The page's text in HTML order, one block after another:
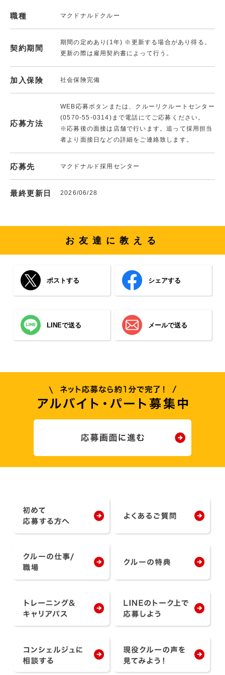
職種 マクドナルドクルー
契約期間
期間の定めあり(1年) ※更新する場合があり得る。
更新の際は雇用契約書によって行う。
加入保険 社会保険完備
応募方法
WEB応募ボタンまたは、クルーリクルートセンター
(0570-55-0314)まで電話にてご応募ください。
※応募後の面接は店舗で行います。追って採用担当
者より面接日などの詳細をご連絡致します。
応募先 マクドナルド採用センター
最終更新日 2026/06/28
お友達に教える
ポストする シェアする
LINEで送る メールで送る